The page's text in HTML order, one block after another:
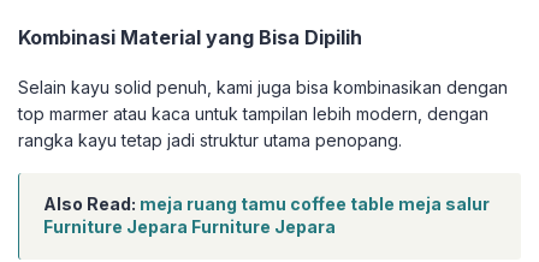
Kombinasi Material yang Bisa Dipilih
Selain kayu solid penuh, kami juga bisa kombinasikan dengan
top marmer atau kaca untuk tampilan lebih modern, dengan
rangka kayu tetap jadi struktur utama penopang.
Also Read: meja ruang tamu coffee table meja salur
Furniture Jepara Furniture Jepara